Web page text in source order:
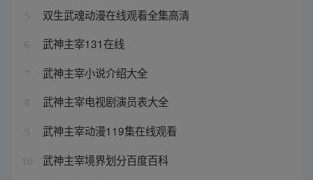
5 双生武魂动漫在线观看全集高清
6 武神主宰131在线
7 武神主宰小说介绍大全
8 武神主宰电视剧演员表大全
9 武神主宰动漫119集在线观看
10 武神主宰境界划分百度百科